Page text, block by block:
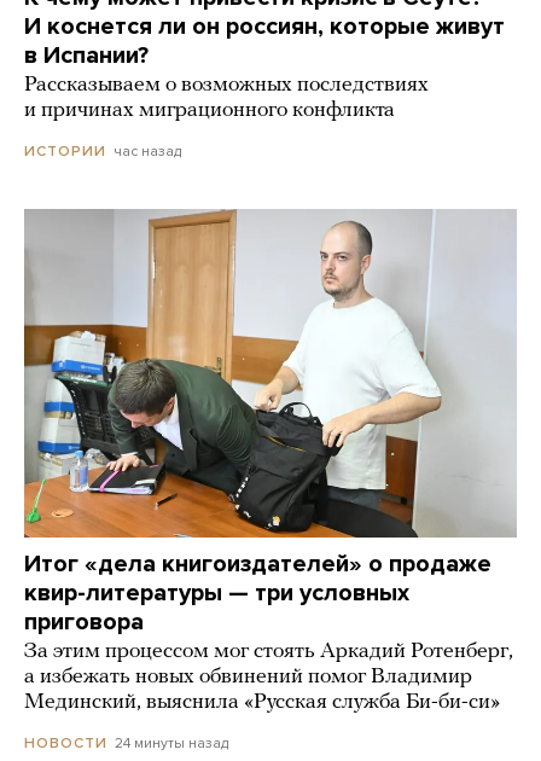
И коснется ли он россиян, которые живут
в Испании?
Рассказываем о возможных последствиях
и причинах миграционного конфликта
ИСТОРИИ час назад
Итог «дела книгоиздателей» о продаже
квир-литературы — три условных
приговора
За этим процессом мог стоять Аркадий Ротенберг,
а избежать новых обвинений помог Владимир
Мединский, выяснила «Русская служба Би-би-си»
НОВОСТИ 24 минуты назад